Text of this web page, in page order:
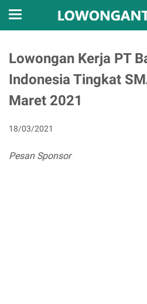
Lowongan Kerja PT
Indonesia Tingkat
Maret 2021
18/03/2021
Pesan Sponsor